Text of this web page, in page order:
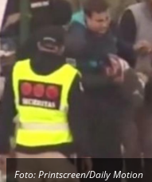
Foto: Printscreen/Daily Motion